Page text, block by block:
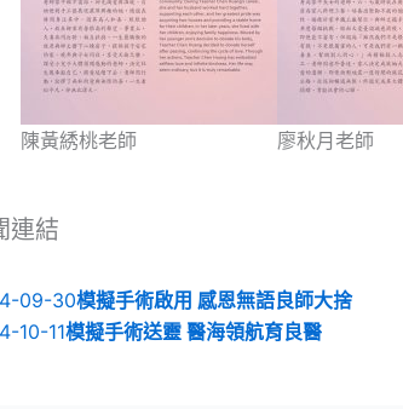
陳黃綉桃老師 廖秋月老師
連結
09-30模擬手術啟用 感恩無語良師大捨
10-11模擬手術送靈 醫海領航育良醫